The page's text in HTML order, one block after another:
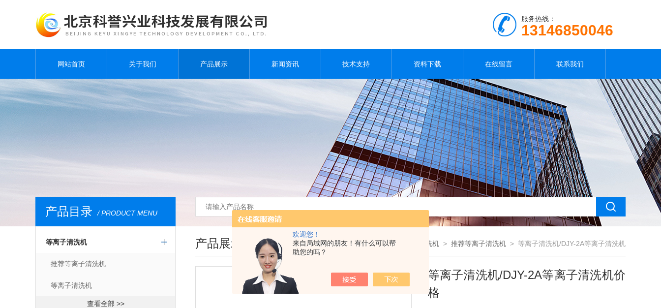
欢迎您！
来自局域网的朋友！有什么可以帮
助您的吗？
服务热线：
13146850046
网站首页 关于我们 产品展示 新闻资讯 技术支持 资料下载 在线留言 联系我们
产品目录 / PRODUCT MENU
等离子清洗机
推荐等离子清洗机
等离子清洗机
查看全部 >>
产品展示 您现在的位置：首页>产品展示> 等离子清洗机 > 推荐等离子清洗机 > 等离子清洗机/DJY-2A等离子清洗机
价格
等离子清洗机/DJY-2A等离子清洗机价
格